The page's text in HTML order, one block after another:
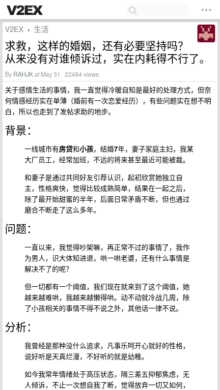
V2EX › 生活
求救，这样的婚姻，还有必要坚持吗？
从来没有对谁倾诉过，实在内耗得不行了。
By RAHJKat May 31 · 22484 views
关于感情生活的事情，我一直觉得冷暖自知是最好的处理方式，但奈
何情感经历实在单薄（婚前有一次恋爱经历），有些问题实在想不明
白，所以也走到了发帖求助的地步。
背景：
一线城市有房贷和小孩，结婚7年，妻子家庭主妇，我某
大厂员工，经常加班，不远的将来甚至最近可能被裁。
和妻子是通过共同好友引荐认识，起初欣赏她独立自
主，性格爽快，觉得比较成熟简单，结果在一起之后，
除了最开始甜蜜的半年，后面日常矛盾不断，但也通过
磨合不断走了这么多年。
问题：
一直以来，我觉得吵架嘛，再正常不过的事情了，我作
为男人，识大体知进退，哄一哄老婆，还有什么事情是
解决不了的呢？
但一切都有一个阈值，我们现在就来到了这个阈值，她
越来越难哄，我越来越懒得哄。动不动就冷战几周，除
了小孩相关的事情不得不说之外，其他话一律不说。
分析：
我曾经是那种没什么追求，凡事乐呵开心就好的性格，
说好听是天真烂漫，不好听的就是幼稚。
如今我常年情绪处于高压状态，隔三差五抑郁焦虑，无
人倾诉，不止一次想自我了断，觉得放弃一切又如何，